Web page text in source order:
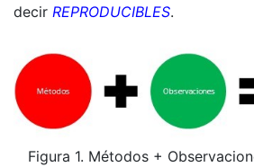
decir REPRODUCIBLES.
Figura 1. Métodos +